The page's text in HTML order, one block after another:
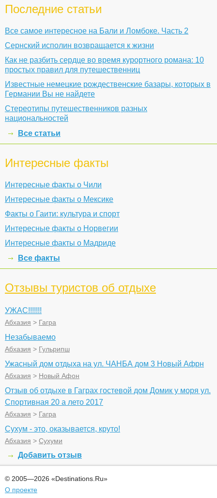
Последние статьи
Все самое интересное на Бали и Ломбоке. Часть 2
Сернский исполин возвращается к жизни
Как не разбить сердце во время курортного романа: 10
простых правил для путешественниц
Известные немецкие рождественские базары, которых в
Германии Вы не найдете
Стереотипы путешественников разных
национальностей
Все статьи
Интересные факты
Интересные факты о Чили
Интересные факты о Мексике
Факты о Гаити: культура и спорт
Интересные факты о Норвегии
Интересные факты о Мадриде
Все факты
Отзывы туристов об отдыхе
УЖАС!!!!!!!
Абхазия > Гагра
Незабываемо
Абхазия > Гульрипш
Ужасный дом отдыха на ул. ЧАНБА дом 3 Новый Афрн
Абхазия > Новый Афон
Отзыв об отдыхе в Гаграх гостевой дом Домик у моря ул.
Спортивная 20 а лето 2017
Абхазия > Гагра
Сухум - это, оказывается, круто!
Абхазия > Сухуми
Добавить отзыв
© 2005—2026 «Destinations.Ru»
О проекте